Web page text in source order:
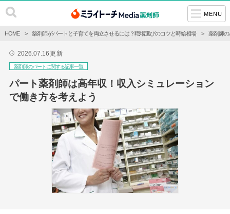
MENU
HOME 薬剤師がパートと子育てを両立させるには？職場選びのコツと時給相場 薬剤師
🕒 2026.07.16更新
薬剤師のパートに関する記事一覧
パート薬剤師は高年収！収入シミュレーション
で働き方を考えよう